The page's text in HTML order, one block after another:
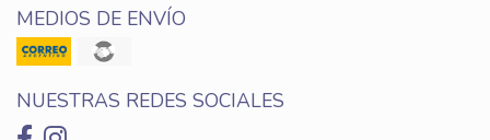
MEDIOS DE ENVÍO
NUESTRAS REDES SOCIALES